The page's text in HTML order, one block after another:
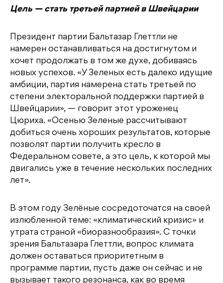
Цель — стать третьей партией в Швейцарии
Президент партии Бальтазар Глеттли не
намерен останавливаться на достигнутом и
хочет продолжать в том же духе, добиваясь
новых успехов. «У Зеленых есть далеко идущие
амбиции, партия намерена стать третьей по
степени электоральной поддержки партией в
Швейцарии», — говорит этот уроженец
Цюриха. «Осенью Зеленые рассчитывают
добиться очень хороших результатов, которые
позволят партии получить кресло в
Федеральном совете, а это цель, к которой мы
двигались уже в течение нескольких последних
лет».
В этом году Зелёные сосредоточатся на своей
излюбленной теме: «климатический кризис» и
утрата страной «биоразнообразия». С точки
зрения Бальтазара Глеттли, вопрос климата
должен оставаться приоритетным в
программе партии, пусть даже он сейчас и не
вызывает такого резонанса, как во время